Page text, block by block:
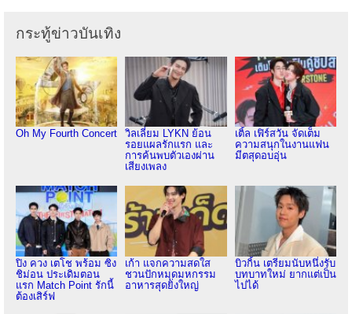
กระทู้ข่าวบันเทิง
Oh My Fourth Concert
วิลเลี่ยม LYKN ย้อน
รอยแผลรักแรก และ
การค้นพบตัวเองผ่าน
เสียงเพลง
เติ้ล เฟิร์สวัน จัดเต็ม
ความสนุกในงานแฟน
มีตสุดอบอุ่น
ปิง ควง เตโช พร้อม ซิง
ชิม่อน ประเดิมตอน
แรก Match Point รักนี้
ต้องเสิร์ฟ
เก้า แจกความสดใส
ชวนปักหมุดมหกรรม
อาหารสุดยิ่งใหญ่
บิวกิ้น เตรียมนับหนึ่งรับ
บทบาทใหม่ ยากแต่เป็น
ไปได้